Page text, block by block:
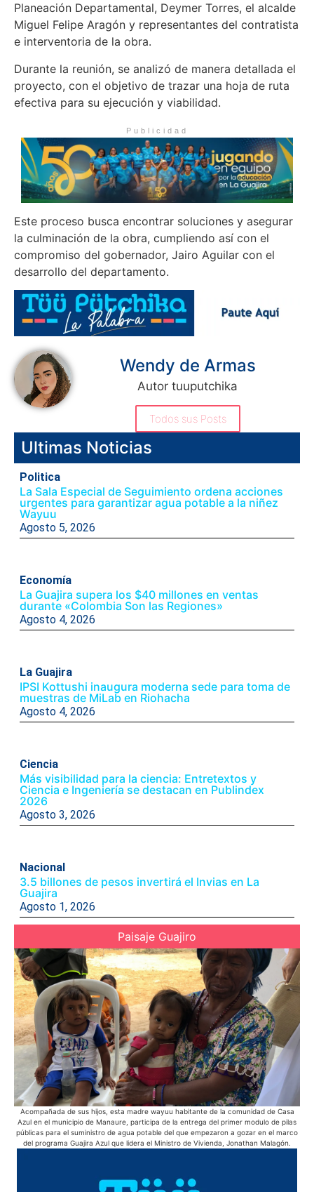
Planeación Departamental, Deymer Torres, el alcalde
Miguel Felipe Aragón y representantes del contratista
e interventoria de la obra.
Durante la reunión, se analizó de manera detallada el
proyecto, con el objetivo de trazar una hoja de ruta
efectiva para su ejecución y viabilidad.
Publicidad
Este proceso busca encontrar soluciones y asegurar
la culminación de la obra, cumpliendo así con el
compromiso del gobernador, Jairo Aguilar con el
desarrollo del departamento.
Wendy de Armas
Autor tuuputchika
Todos sus Posts
Ultimas Noticias
Politica
La Sala Especial de Seguimiento ordena acciones
urgentes para garantizar agua potable a la niñez
Wayuu
Agosto 5, 2026
Economía
La Guajira supera los $40 millones en ventas
durante «Colombia Son las Regiones»
Agosto 4, 2026
La Guajira
IPSI Kottushi inaugura moderna sede para toma de
muestras de MiLab en Riohacha
Agosto 4, 2026
Ciencia
Más visibilidad para la ciencia: Entretextos y
Ciencia e Ingeniería se destacan en Publindex
2026
Agosto 3, 2026
Nacional
3.5 billones de pesos invertirá el Invias en La
Guajira
Agosto 1, 2026
Paisaje Guajiro
Acompañada de sus hijos, esta madre wayuu habitante de la comunidad de Casa
Azul en el municipio de Manaure, participa de la entrega del primer modulo de pilas
públicas para el suministro de agua potable del que empezaron a gozar en el marco
del programa Guajira Azul que lidera el Ministro de Vivienda, Jonathan Malagón.